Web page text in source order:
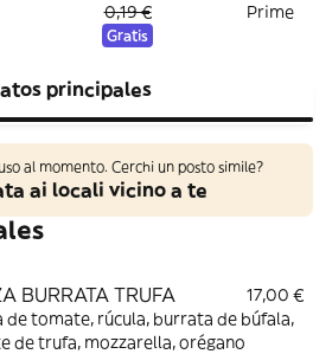
0,19 €
Gratis
Prime
principales
al momento. Cerchi un posto simile?
ai locali vicino a te
BURRATA TRUFA
17,00 €
de tomate, rúcula, burrata de búfala,
de trufa, mozzarella, orégano